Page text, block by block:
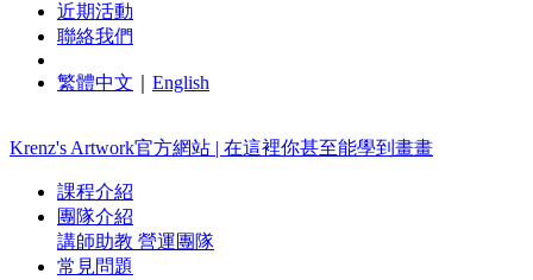
近期活動
聯絡我們
繁體中文 English
Krenz's Artwork官方網站 | 在這裡你甚至能學到畫畫
課程介紹
團隊介紹
講師助教 營運團隊
常見問題